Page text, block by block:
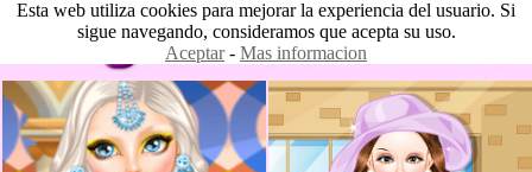
Esta web utiliza cookies para mejorar la experiencia del usuario. Si
sigue navegando, consideramos que acepta su uso.
Aceptar- Mas informacion